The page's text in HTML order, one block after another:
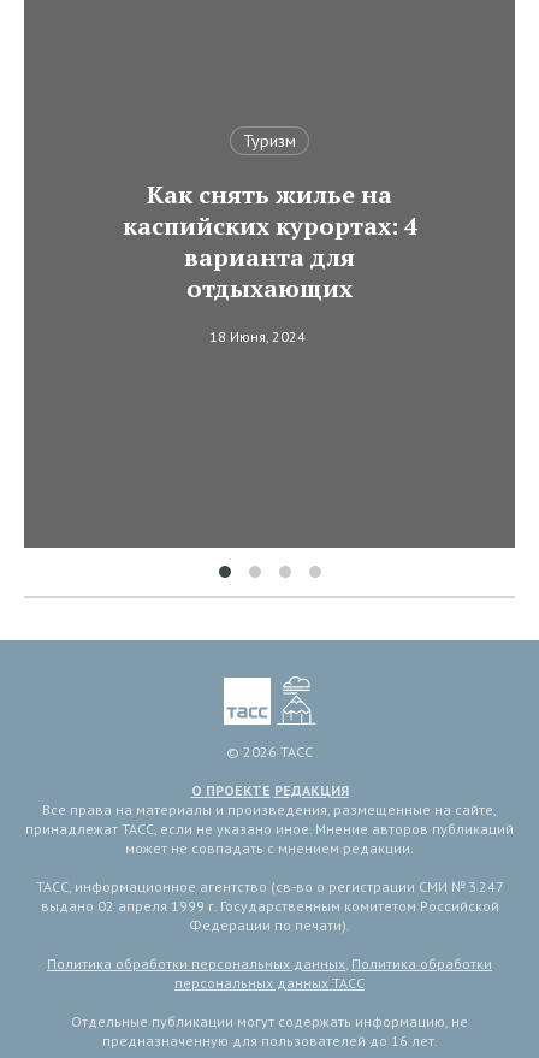
Туризм
Как снять жилье на
каспийских курортах: 4
варианта для
отдыхающих
18 Июня, 2024
© 2026 ТАСС
О ПРОЕКТЕ РЕДАКЦИЯ
Все права на материалы и произведения, размещенные на сайте,
принадлежат ТАСС, если не указано иное. Мнение авторов публикаций
может не совпадать с мнением редакции.
ТАСС, информационное агентство (св-во о регистрации СМИ № 3 247
выдано 02 апреля 1999 г. Государственным комитетом Российской
Федерации по печати).
Политика обработки персональных данных, Политика обработки
персональных данных ТАСС
Отдельные публикации могут содержать информацию, не
предназначенную для пользователей до 16 лет.